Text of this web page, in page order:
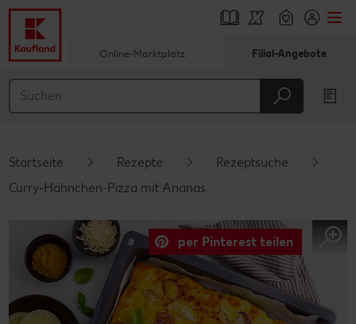
Hauptinhalt
Schwebender Seitenbereich
Online-Marktplatz Filial-Angebote
Startseite Rezepte
Rezeptsuche
Curry-Hähnchen-Pizza mit Ananas
per Pinterest teilen